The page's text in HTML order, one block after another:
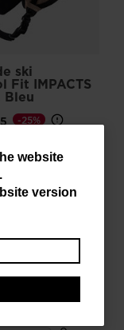
website
.
version
ski
Fit IMPACTS
Bleu
-25%